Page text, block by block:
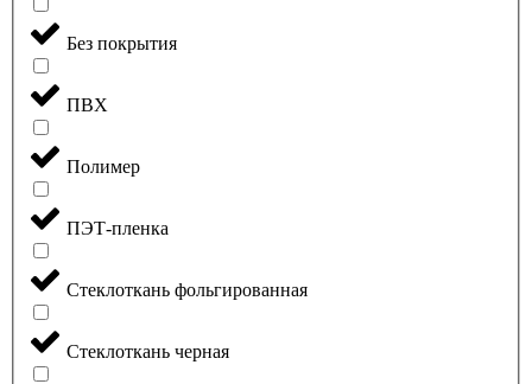
Без покрытия
ПВХ
Полимер
ПЭТ-пленка
Стеклоткань фольгированная
Стеклоткань черная